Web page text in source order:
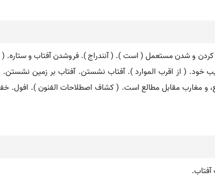
و شدن مستعمل ( است ). ( آنندراج ). فروشدن آفتاب و ستاره. (
خود. ( از اقرب الموارد ). آفتاب نشستن. آفتاب بر زمین
و مغارب مقابل مطالع است. ( کشاف اصطلاحات الفنون ).